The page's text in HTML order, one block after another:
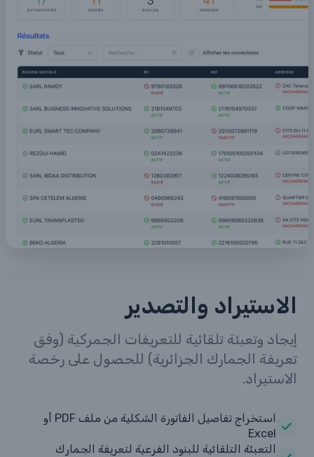
الاستيراد والتصدير
إيجاد وتعبئة تلقائية للتعريفات الجمركية (وفق
تعريفة الجمارك الجزائرية) للحصول على رخصة
الاستيراد.
استخراج تفاصيل الفاتورة الشكلية من ملف PDF أو
Excel
التعبئة التلقائية للبنود الفرعية لتعريفة الجمارك